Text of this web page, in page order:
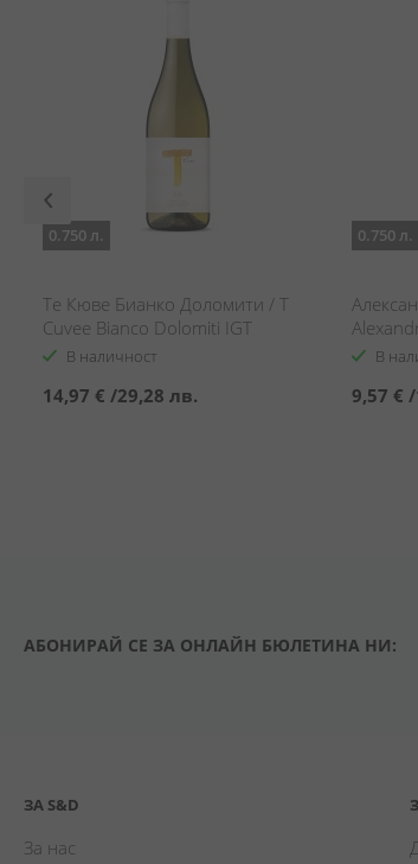
0.750 л.
Те Кюве Бианко Доломити / T
Cuvee Bianco Dolomiti IGT
В наличност
14,97 € /29,28 лв.
0.750 л.
В
9,57 € /
АБОНИРАЙ СЕ ЗА ОНЛАЙН БЮЛЕТИНА НИ:
ЗА S&D
За нас